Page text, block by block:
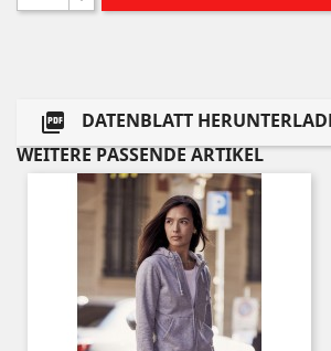

DATENBLATT
WEITERE PASSENDE ARTIKEL